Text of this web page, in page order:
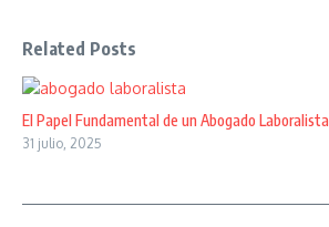
Related Posts
El Papel Fundamental de un Abogado Laboralista
31 julio, 2025